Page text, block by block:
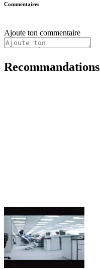
Commentaires
Ajoute ton commentaire
Recommandations